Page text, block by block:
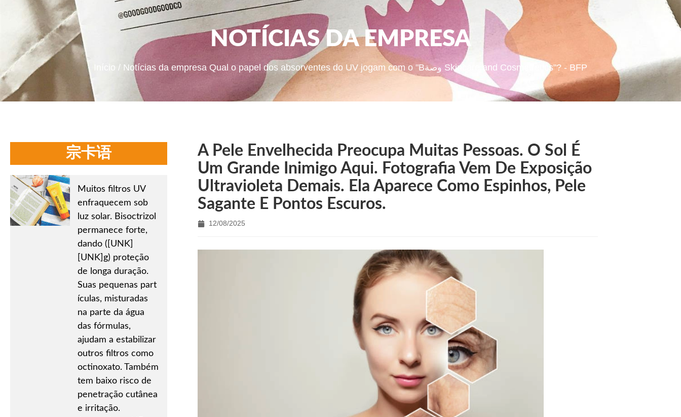
NOTÍCIAS DA EMPRESA
Início / Notícias da empresa Qual o papel dos absorventes do UV jogam com o "Bوصة Skincare and Cosmetretics"? - BFP
宗卡语
Muitos filtros UV
enfraquecem sob
luz solar. Bisoctrizol
permanece forte,
dando ([UNK]
[UNK]g) proteção
de longa duração.
Suas pequenas part
ículas, misturadas
na parte da água
das fórmulas,
ajudam a estabilizar
outros filtros como
octinoxato. Também
tem baixo risco de
penetração cutânea
e irritação.
A Pele Envelhecida Preocupa Muitas Pessoas. O Sol É
Um Grande Inimigo Aqui. Fotografia Vem De Exposição
Ultravioleta Demais. Ela Aparece Como Espinhos, Pele
Sagante E Pontos Escuros.
12/08/2025